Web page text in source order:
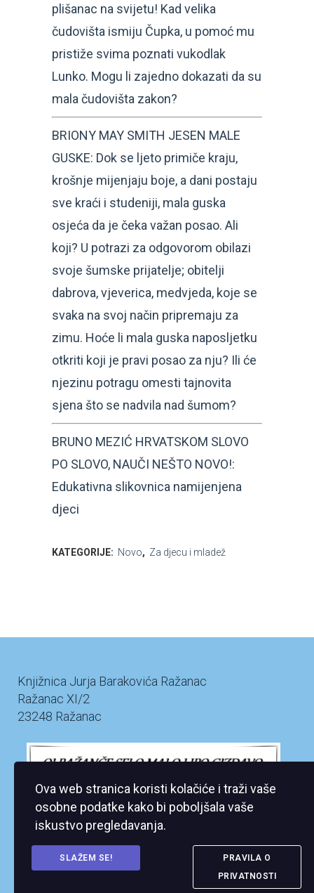
plišanac na svijetu! Kad velika
čudovišta ismiju Čupka, u pomoć mu
pristiže svima poznati vukodlak
Lunko. Mogu li zajedno dokazati da su
mala čudovišta zakon?
BRIONY MAY SMITH JESEN MALE
GUSKE: Dok se ljeto primiče kraju,
krošnje mijenjaju boje, a dani postaju
sve kraći i studeniji, mala guska
osjeća da je čeka važan posao. Ali
koji? U potrazi za odgovorom obilazi
svoje šumske prijatelje; obitelji
dabrova, vjeverica, medvjeda, koje se
svaka na svoj način pripremaju za
zimu. Hoće li mala guska naposljetku
otkriti koji je pravi posao za nju? Ili će
njezinu potragu omesti tajnovita
sjena što se nadvila nad šumom?
BRUNO MEZIĆ HRVATSKOM SLOVO
PO SLOVO, NAUČI NEŠTO NOVO!:
Edukativna slikovnica namijenjena
djeci
KATEGORIJE: Novo, Za djecu i mladež
Knjižnica Jurja Barakovića Ražanac
Ražanac XI/2
23248 Ražanac
Ova web stranica koristi kolačiće i traži vaše
osobne podatke kako bi poboljšala vaše
iskustvo pregledavanja.
SLAŽEM SE!
PRAVILA O
PRIVATNOSTI